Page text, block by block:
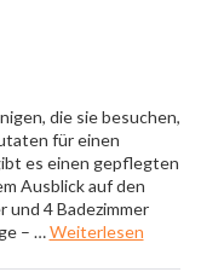
die sie besuchen,
für einen
es einen gepflegten
Ausblick auf den
und 4 Badezimmer
– …Weiterlesen„Villa